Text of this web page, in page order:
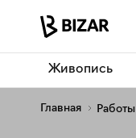
Живопись
Главная Работы